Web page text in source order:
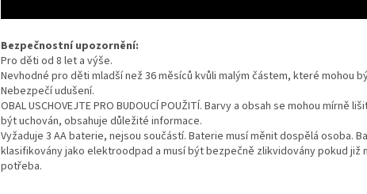
Bezpečnostní upozornění:
Pro děti od 8 let a výše.
Nevhodné pro děti mladší než 36 měsíců kvůli malým částem, které mohou
Nebezpečí udušení.
OBAL USCHOVEJTE PRO BUDOUCÍ POUŽITÍ. Barvy a obsah se mohou mírně
být uchován, obsahuje důležité informace.
Vyžaduje 3 AA baterie, nejsou součástí. Baterie musí měnit dospělá osoba.
klasifikovány jako elektroodpad a musí být bezpečně zlikvidovány pokud již
potřeba.